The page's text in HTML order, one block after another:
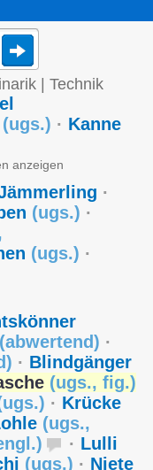
Technik
(ugs.) · Kanne
anzeigen
·
(ugs.) ·
(ugs.) ·
(abwertend) ·
) · Blindgänger
(ugs., fig.)
ugs.) · Krücke
(ugs.,
) · Lulli
(ugs.) · Niete